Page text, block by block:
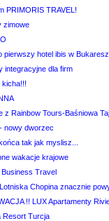
PRIMORIS TRAVEL!
zimowe
pierwszy hotel ibis w
integracyjne dla firm
kicha!!!
z Rainbow Tours-Baśniowa
nowy dworzec
tak jak myslisz...
wakacje krajowe
Business Travel
Chopina znacznie
!! LUX Apartamenty
Resort Turcja